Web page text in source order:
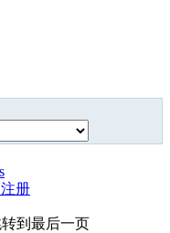
册
到最后一页